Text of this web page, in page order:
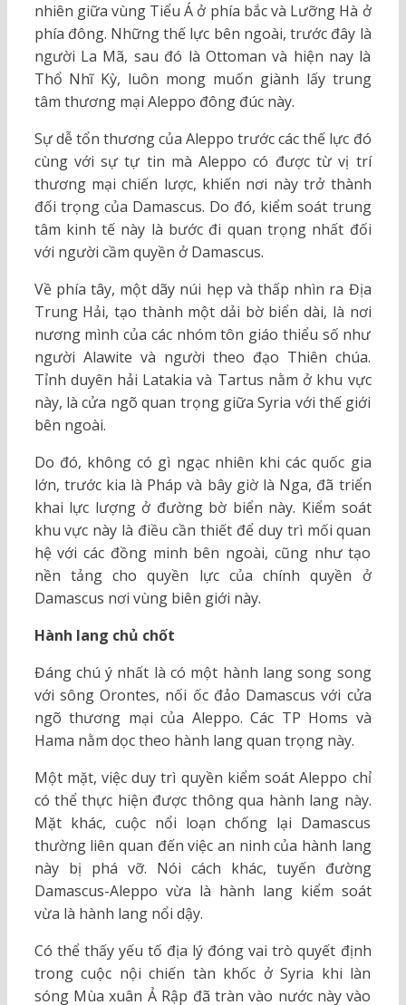
nhiên giữa vùng Tiểu Á ở phía bắc và Lưỡng Hà ở
phía đông. Những thế lực bên ngoài, trước đây là
người La Mã, sau đó là Ottoman và hiện nay là
Thổ Nhĩ Kỳ, luôn mong muốn giành lấy trung
tâm thương mại Aleppo đông đúc này.
Sự dễ tổn thương của Aleppo trước các thế lực đó
cùng với sự tự tin mà Aleppo có được từ vị trí
thương mại chiến lược, khiến nơi này trở thành
đối trọng của Damascus. Do đó, kiểm soát trung
tâm kinh tế này là bước đi quan trọng nhất đối
với người cầm quyền ở Damascus.
Về phía tây, một dãy núi hẹp và thấp nhìn ra Địa
Trung Hải, tạo thành một dải bờ biển dài, là nơi
nương mình của các nhóm tôn giáo thiểu số như
người Alawite và người theo đạo Thiên chúa.
Tỉnh duyên hải Latakia và Tartus nằm ở khu vực
này, là cửa ngõ quan trọng giữa Syria với thế giới
bên ngoài.
Do đó, không có gì ngạc nhiên khi các quốc gia
lớn, trước kia là Pháp và bây giờ là Nga, đã triển
khai lực lượng ở đường bờ biển này. Kiểm soát
khu vực này là điều cần thiết để duy trì mối quan
hệ với các đồng minh bên ngoài, cũng như tạo
nền tảng cho quyền lực của chính quyền ở
Damascus nơi vùng biên giới này.
Hành lang chủ chốt
Đáng chú ý nhất là có một hành lang song song
với sông Orontes, nối ốc đảo Damascus với cửa
ngõ thương mại của Aleppo. Các TP Homs và
Hama nằm dọc theo hành lang quan trọng này.
Một mặt, việc duy trì quyền kiểm soát Aleppo chỉ
có thể thực hiện được thông qua hành lang này.
Mặt khác, cuộc nổi loạn chống lại Damascus
thường liên quan đến việc an ninh của hành lang
này bị phá vỡ. Nói cách khác, tuyến đường
Damascus-Aleppo vừa là hành lang kiểm soát
vừa là hành lang nổi dậy.
Có thể thấy yếu tố địa lý đóng vai trò quyết định
trong cuộc nội chiến tàn khốc ở Syria khi làn
sóng Mùa xuân Ả Rập đã tràn vào nước này vào